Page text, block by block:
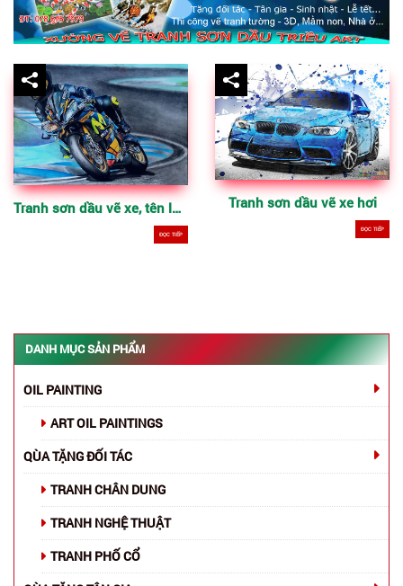
Tranh sơn dầu vẽ xe, tên lửa, máy bay
ĐỌC TIẾP
Tranh sơn dầu vẽ xe hơi
ĐỌC TIẾP
DANH MỤC SẢN PHẨM
OIL PAINTING
ART OIL PAINTINGS
QÙA TẶNG ĐỐI TÁC
TRANH CHÂN DUNG
TRANH NGHỆ THUẬT
TRANH PHỐ CỔ